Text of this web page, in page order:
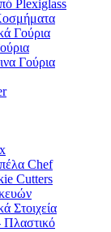
Plexiglass
Γούρια
Γούρια
Chef
Cutters
Στοιχεία
Πλαστικό